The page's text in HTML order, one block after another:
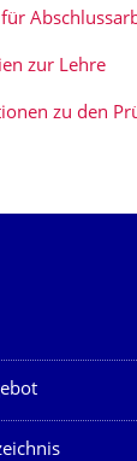
für
zur Lehre
zu den